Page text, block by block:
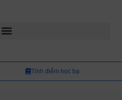
Tính điểm học bạ